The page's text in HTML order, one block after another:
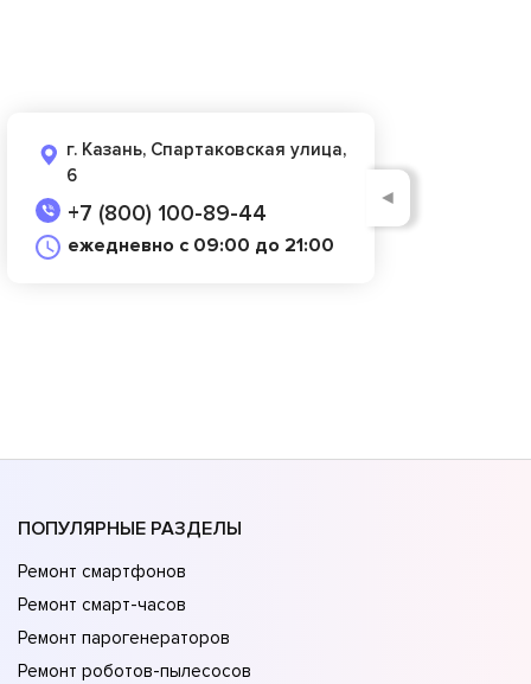
г. Казань, Спартаковская улица,
6
+7 (800) 100-89-44
ежедневно с 09:00 до 21:00
◄
ПОПУЛЯРНЫЕ РАЗДЕЛЫ
Ремонт смартфонов
Ремонт смарт-часов
Ремонт парогенераторов
Ремонт роботов-пылесосов